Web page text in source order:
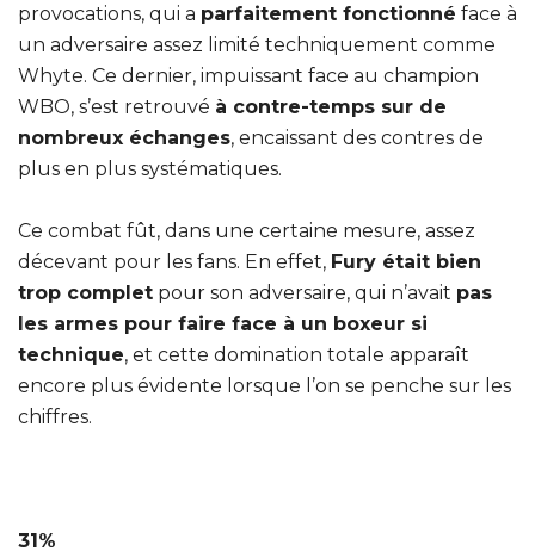
provocations, qui a parfaitement fonctionné face à
un adversaire assez limité techniquement comme
Whyte. Ce dernier, impuissant face au champion
WBO, s’est retrouvé à contre-temps sur de
nombreux échanges, encaissant des contres de
plus en plus systématiques.
Ce combat fût, dans une certaine mesure, assez
décevant pour les fans. En effet, Fury était bien
trop complet pour son adversaire, qui n’avait pas
les armes pour faire face à un boxeur si
technique, et cette domination totale apparaît
encore plus évidente lorsque l’on se penche sur les
chiffres.
31%